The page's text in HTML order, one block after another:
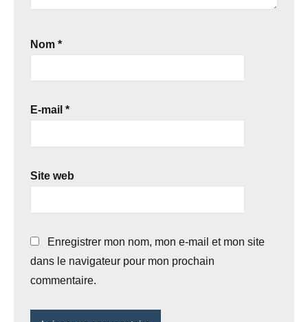
Nom *
E-mail *
Site web
Enregistrer mon nom, mon e-mail et mon site
dans le navigateur pour mon prochain
commentaire.